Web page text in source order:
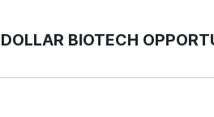
DOLLAR BIOTECH